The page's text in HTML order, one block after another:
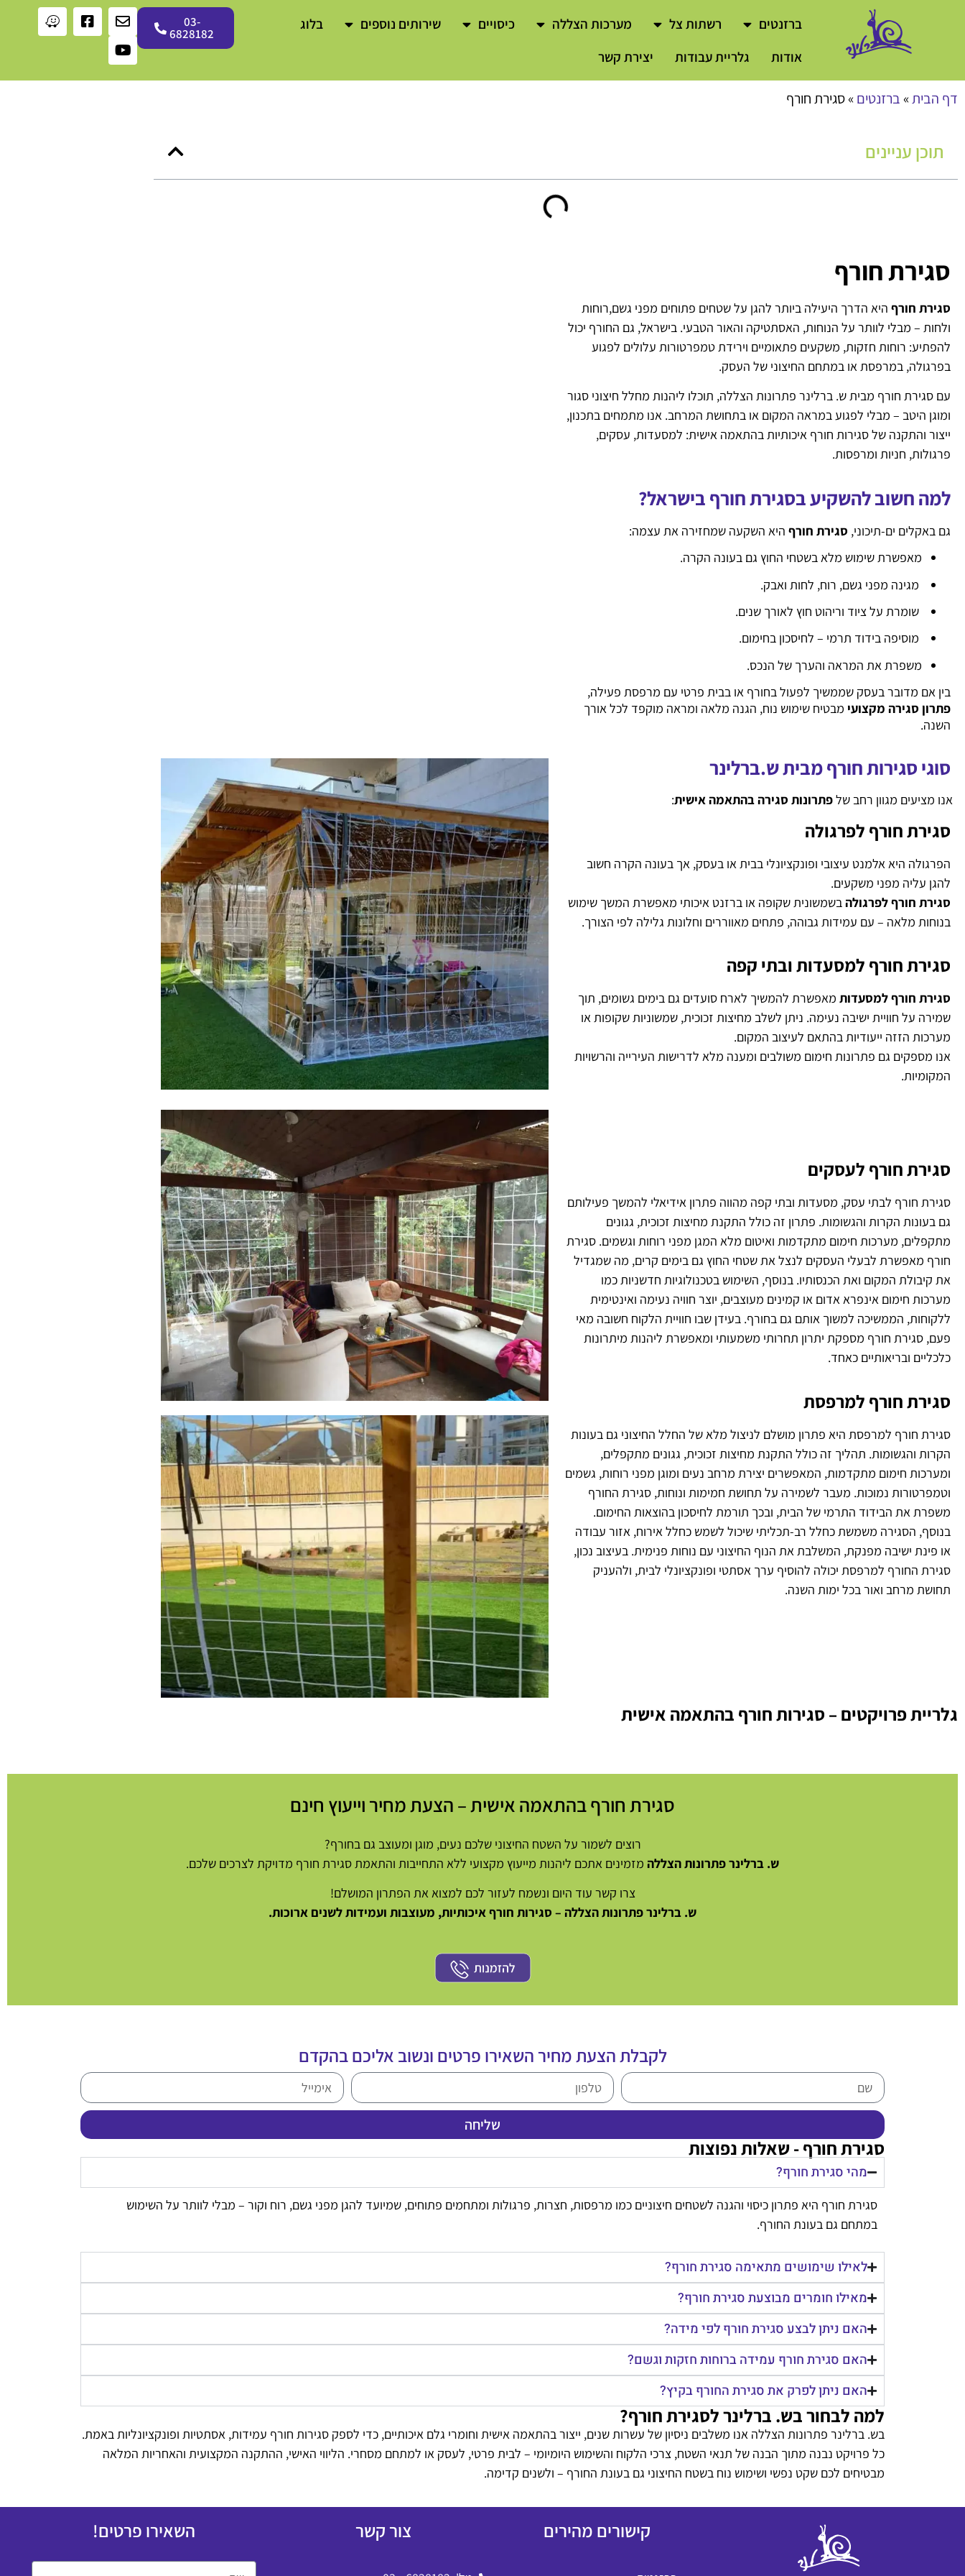
ברזנטים רשתות צל מערכות הצללה כיסויים שירותים נוספים
בלוג
אודות
גלריית עבודות יצירת קשר
03-
6828182
דף הבית» ברזנטים»סגירת חורף
תוכן עניינים
סגירת חורף
סגירת חורף היא הדרך היעילה ביותר להגן על שטחים פתוחים מפני גשם,רוחות
ולחות – מבלי לוותר על הנוחות, האסתטיקה והאור הטבעי. בישראל, גם החורף יכול
להפתיע: רוחות חזקות, משקעים פתאומיים וירידת טמפרטורות עלולים לפגוע
בפרגולה, במרפסת או במתחם החיצוני של העסק.
עם סגירת חורף מבית ש. ברלינר פתרונות הצללה, תוכלו ליהנות מחלל חיצוני סגור
ומוגן היטב – מבלי לפגוע במראה המקום או בתחושת המרחב. אנו מתמחים בתכנון,
ייצור והתקנה של סגירות חורף איכותיות בהתאמה אישית: למסעדות, עסקים,
פרגולות, חניות ומרפסות.
למה חשוב להשקיע בסגירת חורף בישראל?
גם באקלים ים-תיכוני, סגירת חורף היא השקעה שמחזירה את עצמה:
מאפשרת שימוש מלא בשטחי החוץ גם בעונה הקרה.
מגינה מפני גשם, רוח, לחות ואבק.
שומרת על ציוד וריהוט חוץ לאורך שנים.
מוסיפה בידוד תרמי – לחיסכון בחימום.
משפרת את המראה והערך של הנכס.
בין אם מדובר בעסק שממשיך לפעול בחורף או בבית פרטי עם מרפסת פעילה,
פתרון סגירה מקצועי מבטיח שימוש נוח, הגנה מלאה ומראה מוקפד לכל אורך
השנה.
סוגי סגירות חורף מבית ש.ברלינר
אנו מציעים מגוון רחב שלפתרונות סגירה בהתאמה אישית:
סגירת חורף לפרגולה
הפרגולה היא אלמנט עיצובי ופונקציונלי בבית או בעסק, אך בעונה הקרה חשוב
להגן עליה מפני משקעים.
סגירת חורף לפרגולה בשמשונית שקופה או ברזנט איכותי מאפשרת המשך שימוש
בנוחות מלאה – עם עמידות גבוהה, פתחים מאווררים וחלונות גלילה לפי הצורך.
סגירת חורף למסעדות ובתי קפה
סגירת חורף למסעדות מאפשרת להמשיך לארח סועדים גם בימים גשומים, תוך
שמירה על חוויית ישיבה נעימה. ניתן לשלב מחיצות זכוכית, שמשוניות שקופות או
מערכות הזזה ייעודיות בהתאם לעיצוב המקום.
אנו מספקים גם פתרונות חימום משולבים ומענה מלא לדרישות העירייה והרשויות
המקומיות.
סגירת חורף לעסקים
סגירת חורף לבתי עסק, מסעדות ובתי קפה מהווה פתרון אידיאלי להמשך פעילותם
גם בעונות הקרות והגשומות. פתרון זה כולל התקנת מחיצות זכוכית, גגונים
מתקפלים, מערכות חימום מתקדמות ואיטום מלא המגן מפני רוחות וגשמים. סגירת
חורף מאפשרת לבעלי העסקים לנצל את שטחי החוץ גם בימים קרים, מה שמגדיל
את קיבולת המקום ואת הכנסותיו. בנוסף, השימוש בטכנולוגיות חדשניות כמו
מערכות חימום אינפרא אדום או קמינים מעוצבים, יוצר חוויה נעימה ואינטימית
ללקוחות, הממשיכה למשוך אותם גם בחורף. בעידן שבו חוויית הלקוח חשובה מאי
פעם, סגירת חורף מספקת יתרון תחרותי משמעותי ומאפשרת ליהנות מיתרונות
כלכליים ובריאותיים כאחד.
סגירת חורף למרפסת
סגירת חורף למרפסת היא פתרון מושלם לניצול מלא של החלל החיצוני גם בעונות
הקרות והגשומות. תהליך זה כולל התקנת מחיצות זכוכית, גגונים מתקפלים,
ומערכות חימום מתקדמות, המאפשרים יצירת מרחב נעים ומוגן מפני רוחות, גשמים
וטמפרטורות נמוכות. מעבר לשמירה על תחושת חמימות ונוחות, סגירת החורף
משפרת את הבידוד התרמי של הבית, ובכך תורמת לחיסכון בהוצאות החימום.
בנוסף, הסגירה משמשת כחלל רב-תכליתי שיכול לשמש כחלל אירוח, אזור עבודה
או פינת ישיבה מפנקת, המשלבת את הנוף החיצוני עם נוחות פנימית. בעיצוב נכון,
סגירת החורף למרפסת יכולה להוסיף ערך אסתטי ופונקציונלי לבית, ולהעניק
תחושת מרחב ואור בכל ימות השנה.
גלריית פרויקטים – סגירות חורף בהתאמה אישית
סגירת חורף בהתאמה אישית – הצעת מחיר וייעוץ חינם
רוצים לשמור על השטח החיצוני שלכם נעים, מוגן ומעוצב גם בחורף?
ש. ברלינר פתרונות הצללה מזמינים אתכם ליהנות מייעוץ מקצועי ללא התחייבות והתאמת סגירת חורף מדויקת לצרכים שלכם.
צרו קשר עוד היום ונשמח לעזור לכם למצוא את הפתרון המושלם!
ש. ברלינר פתרונות הצללה – סגירות חורף איכותיות, מעוצבות ועמידות לשנים ארוכות.
לקבלת הצעת מחיר השאירו פרטים ונשוב אליכם בהקדם​
שליחה
סגירת חורף - שאלות נפוצות
מהי סגירת חורף?
סגירת חורף היא פתרון כיסוי והגנה לשטחים חיצוניים כמו מרפסות, חצרות, פרגולות ומתחמים פתוחים, שמיועד להגן מפני גשם, רוח וקור – מבלי לוותר על השימוש
במתחם גם בעונת החורף.
לאילו שימושים מתאימה סגירת חורף?
מאילו חומרים מבוצעת סגירת חורף?
האם ניתן לבצע סגירת חורף לפי מידה?
האם סגירת חורף עמידה ברוחות חזקות וגשם?
האם ניתן לפרק את סגירת החורף בקיץ?
למה לבחור בש. ברלינר לסגירת חורף?
בש. ברלינר פתרונות הצללה אנו משלבים ניסיון של עשרות שנים, ייצור בהתאמה אישית וחומרי גלם איכותיים, כדי לספק סגירות חורף עמידות, אסתטיות ופונקציונליות באמת.
כל פרויקט נבנה מתוך הבנה של תנאי השטח, צרכי הלקוח והשימוש היומיומי – לבית פרטי, לעסק או למתחם מסחרי. הליווי האישי, ההתקנה המקצועית והאחריות המלאה
מבטיחים לכם שקט נפשי ושימוש נוח בשטח החיצוני גם בעונת החורף – ולשנים קדימה.
קישורים מהירים צור קשר השאירו פרטים!